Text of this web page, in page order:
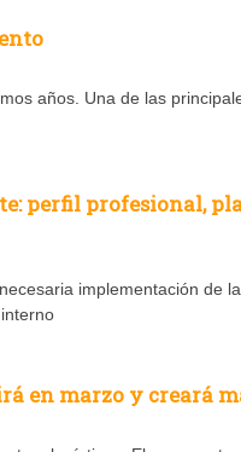
años. Una de las
perfil profesional,
implementación de
en marzo y creará